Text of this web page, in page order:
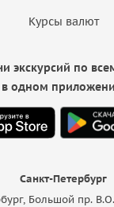
Курсы валют
Санкт-Петербург
Большой пр.
экскурсий по
в одном